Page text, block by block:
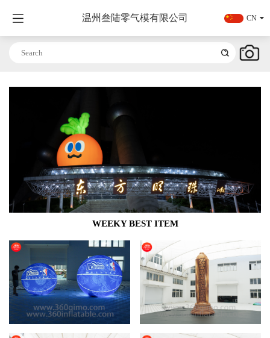
温州叁陆零气模有限公司 CN
WEEKY BEST ITEM